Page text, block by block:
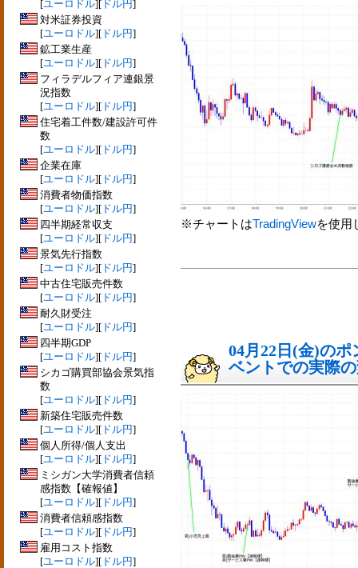
[ユーロドル][ ドル円]
対米証券投資
[ユーロドル][ ドル円]
鉱工業生産
[ユーロドル][ ドル円]
フィラデルフィア連銀景
況指数
[ユーロドル][ ドル円]
住宅着工件数/建設許可件
数
[ユーロドル][ ドル円]
企業在庫
[ユーロドル][ ドル円]
消費者物価指数
[ユーロドル][ ドル円]
四半期経常収支
[ユーロドル][ ドル円]
景気先行指数
[ユーロドル][ ドル円]
中古住宅販売件数
[ユーロドル][ ドル円]
耐久財受注
[ユーロドル][ ドル円]
四半期GDP
[ユーロドル][ ドル円]
シカゴ購買部協会景気指
数
[ユーロドル][ ドル円]
新築住宅販売件数
[ユーロドル][ ドル円]
個人所得/個人支出
[ユーロドル][ ドル円]
ミシガン大学消費者信頼
感指数【確報値】
[ユーロドル][ ドル円]
消費者信頼感指数
[ユーロドル][ ドル円]
雇用コスト指数
[ユーロドル][ ドル円]
※チャートはTradingViewを使用
04月22日(金)の
ベントでの実際